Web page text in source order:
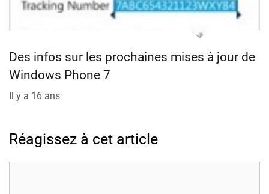
Des infos sur les prochaines mises à jour de
Windows Phone 7
Il y a 16 ans
Réagissez à cet article